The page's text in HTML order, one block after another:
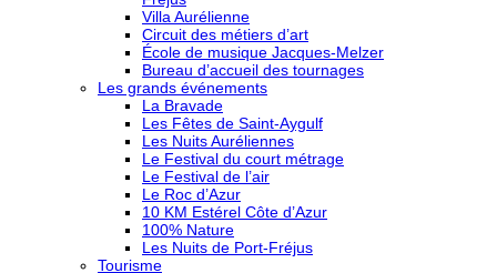
Villa Aurélienne
Circuit des métiers d’art
École de musique Jacques-Melzer
Bureau d’accueil des tournages
Les grands événements
La Bravade
Les Fêtes de Saint-Aygulf
Les Nuits Auréliennes
Le Festival du court métrage
Le Festival de l’air
Le Roc d’Azur
10 KM Estérel Côte d’Azur
100% Nature
Les Nuits de Port-Fréjus
Tourisme